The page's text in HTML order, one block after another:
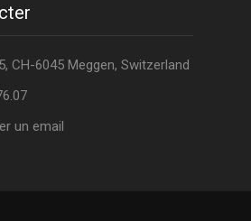
CH-6045 Meggen, Switzerland
un email